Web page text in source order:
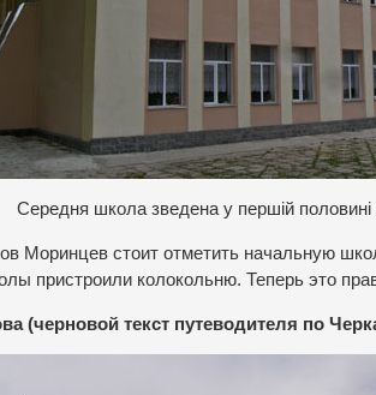
Середня школа зведена у першій половині
Моринцев стоит отметить начальную
пристроили колокольню. Теперь это
(черновой текст путеводителя по